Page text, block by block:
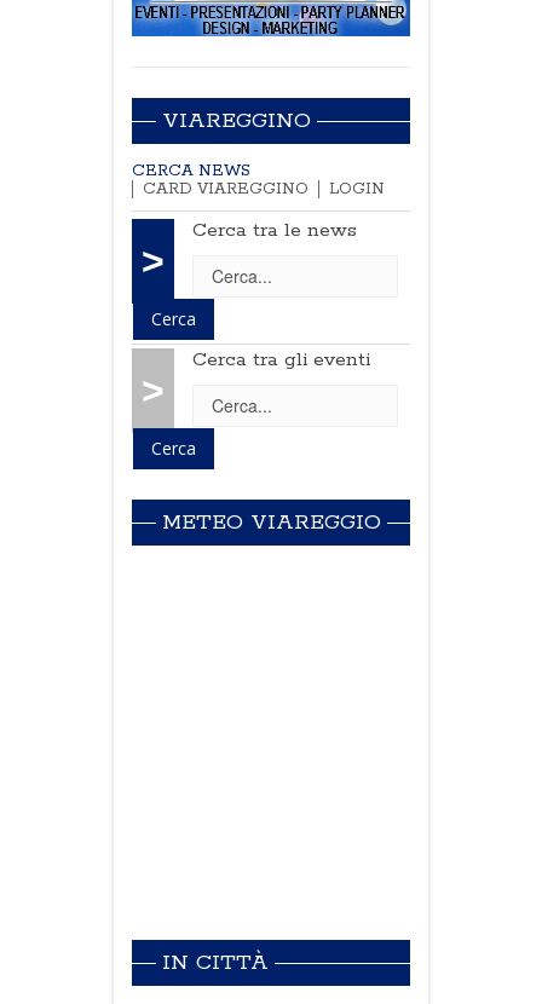
VIAREGGINO
CERCA NEWS
CARD VIAREGGINO
LOGIN
>
Cerca tra le news
>
Cerca tra gli eventi
METEO VIAREGGIO
IN CITTÀ